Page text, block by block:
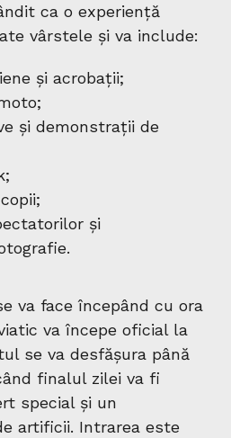
ca o experiență
vârstele și va include:
și acrobații;
și demonstrații de
și
va face începând cu ora
va începe oficial la
se va desfășura până
finalul zilei va fi
special și un
artificii. Intrarea este